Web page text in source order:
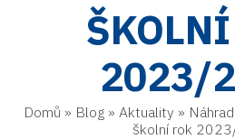
2023/
Domů » Blog » Aktuality »
školní rok